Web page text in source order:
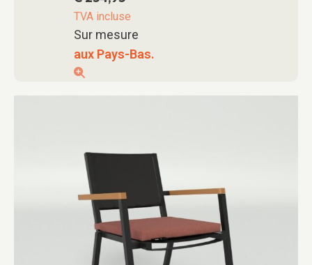
TVA incluse
Sur mesure
aux Pays-Bas.